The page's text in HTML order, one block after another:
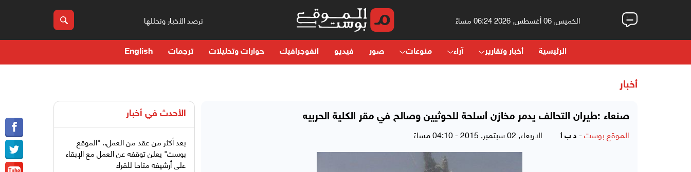
الخميس, 06 أغسطس, 2026 06:24 مساءً نرصد الأخبار ونحللها
الرئيسية أخبار وتقارير آراء منوعات صور فيديو انفوجرافيك حوارات وتحليلات ترجمات English
أخبار
صنعاء :طيران التحالف يدمر مخازن أسلحة للحوثيين وصالح في مقر الكلية الحربيه
الموقع بوست- د ب أ الاربعاء, 02 سبتمبر, 2015 - 04:10 مساءً
الأحدث في أخبار
بعد أكثر من عقد من العمل.. "الموقع
بوست" يعلن توقفه عن العمل مع الإبقاء
على أرشيفه متاحا للقراء